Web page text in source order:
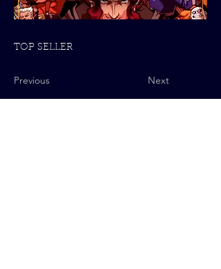
TOP SELLER
Previous Next